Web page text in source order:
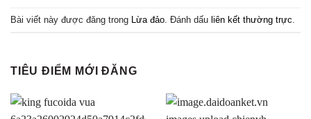
Bài viết này được đăng trong Lừa đảo . Đánh dấu liên kết thường trực
TIÊU ĐIỂM MỚI ĐĂNG